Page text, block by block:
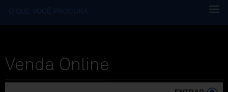
Venda Online